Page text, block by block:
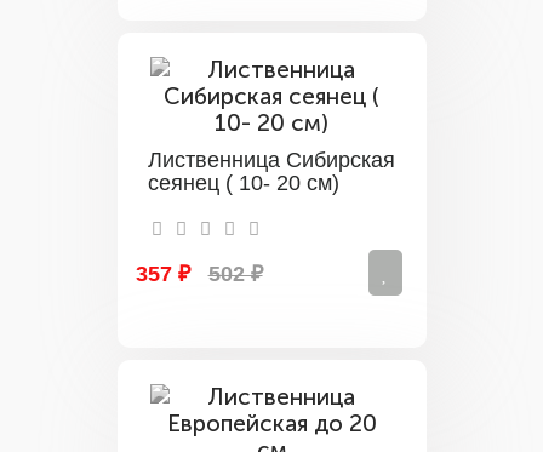
Лиственница Сибирская
сеянец ( 10- 20 см)
357 ₽ 502 ₽